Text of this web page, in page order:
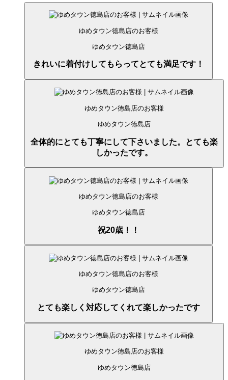
ゆめタウン徳島店のお客様
ゆめタウン徳島店
きれいに着付けしてもらってとても満足です！
ゆめタウン徳島店のお客様
ゆめタウン徳島店
全体的にとても丁寧にして下さいました。とても楽
しかったです。
ゆめタウン徳島店のお客様
ゆめタウン徳島店
祝20歳！！
ゆめタウン徳島店のお客様
ゆめタウン徳島店
とても楽しく対応してくれて楽しかったです
ゆめタウン徳島店のお客様
ゆめタウン徳島店